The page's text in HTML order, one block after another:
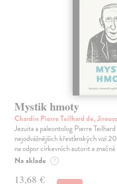
Mystik hmoty
Chardin Pierre Teilhard de,
Jezuita a paleontolog Pierre
nejodvážnějších křesťanských vizí
na odpor církevních autorit a
Na sklade ?
13,68 €